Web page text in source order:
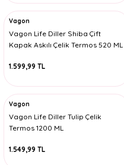
Vagon
Vagon Life Diller Shiba Çift
Kapak Askılı Çelik Termos 520 ML
1.599,99 TL
Vagon
Vagon Life Diller Tulip Çelik
Termos 1200 ML
1.549,99 TL